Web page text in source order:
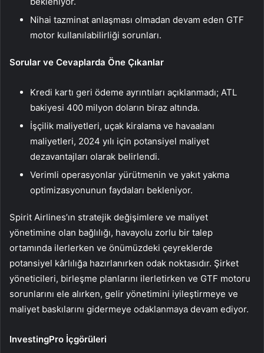
Nihai tazminat anlaşması olmadan devam eden GTF
motor kullanılabilirliği sorunları.
Sorular ve Cevaplarda Öne Çıkanlar
Kredi kartı geri ödeme ayrıntıları açıklanmadı; ATL
bakiyesi 400 milyon doların biraz altında.
İşçilik maliyetleri, uçak kiralama ve havaalanı
maliyetleri, 2024 yılı için potansiyel maliyet
dezavantajları olarak belirlendi.
Verimli operasyonlar yürütmenin ve yakıt yakma
optimizasyonunun faydaları bekleniyor.
Spirit Airlines’ın stratejik değişimlere ve maliyet
yönetimine olan bağlılığı, havayolu zorlu bir talep
ortamında ilerlerken ve önümüzdeki çeyreklerde
potansiyel kârlılığa hazırlanırken odak noktasıdır. Şirket
yöneticileri, birleşme planlarını ilerletirken ve GTF motoru
sorunlarını ele alırken, gelir yönetimini iyileştirmeye ve
maliyet baskılarını gidermeye odaklanmaya devam ediyor.
InvestingPro İçgörüleri